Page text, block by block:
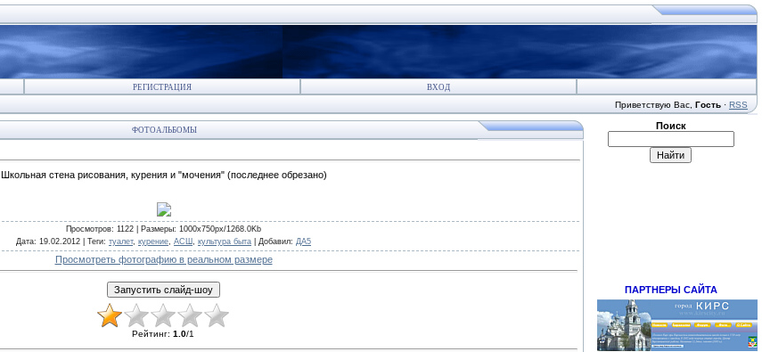
РЕГИСТРАЦИЯ ВХОД
Приветствую Вас Гость · RSS
ФОТОАЛЬБОМЫ
Школьная стена рисования, курения и "мочения" (последнее обрезано)
Просмотров: 1122 | Размеры: 1000x750px/1268.0Kb
Дата: 19.02.2012 | Теги: туалет, курение, АСШ, культура быта Добавил: ДА5
Просмотреть фотографию в реальном размере
Рейтинг: 1.0/1
Поиск
ПАРТНЕРЫ САЙТА